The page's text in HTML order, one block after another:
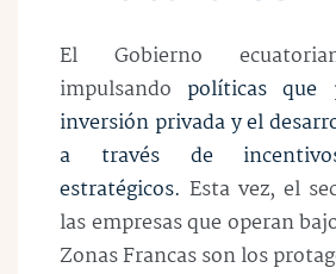
El Gobierno
impulsando políticas que
inversión privada y el
a través de
estratégicos. Esta vez, el
las empresas que operan
Zonas Francas son los